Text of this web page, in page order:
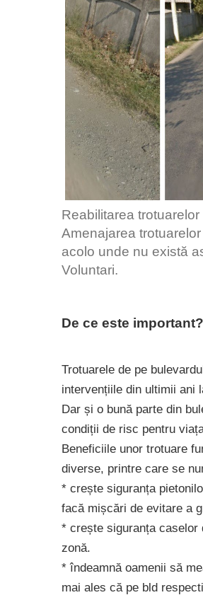
Reabilitarea
Amenajarea
acolo unde nu există
Voluntari.
De ce este important?
Trotuarele de pe
intervențiile din ultimii ani
Dar și o bună parte din
condiții de risc pentru
Beneficiile unor trotuare
diverse, printre care se
* crește siguranța
facă mișcări de evitare a
* crește siguranța caselor
zonă.
* îndeamnă oamenii să
mai ales că pe bld